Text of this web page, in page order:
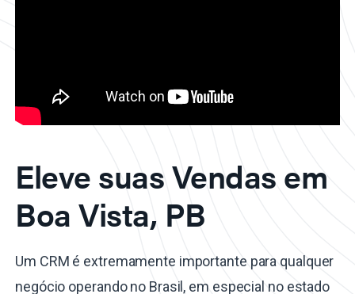
Eleve suas Vendas em
Boa Vista, PB
Um CRM é extremamente importante para qualquer
negócio operando no Brasil, em especial no estado